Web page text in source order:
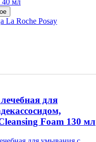
La Roche Posay
для
Foam 130 мл